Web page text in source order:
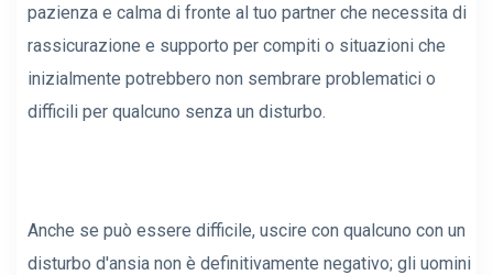
pazienza e calma di fronte al tuo partner che necessita di
rassicurazione e supporto per compiti o situazioni che
inizialmente potrebbero non sembrare problematici o
difficili per qualcuno senza un disturbo.
Anche se può essere difficile, uscire con qualcuno con un
disturbo d'ansia non è definitivamente negativo; gli uomini